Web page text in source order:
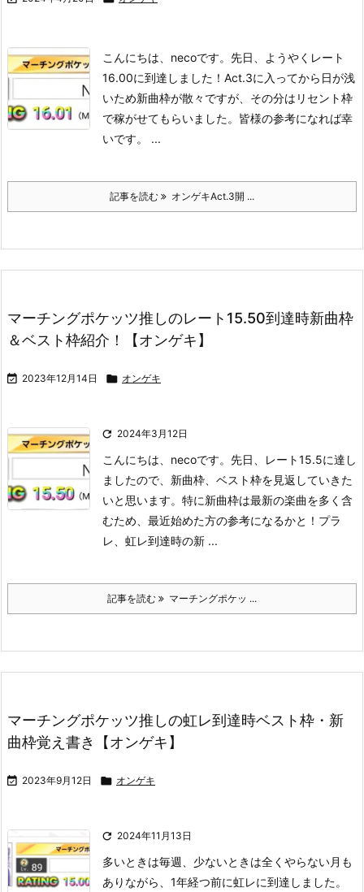
こんにちは、necoです。 先日、ようやくレート
16.00に到達しました！ Act.3に入ってから日が浅
いため新曲枠が散々ですが、その分はリセント枠
で稼がせてもらいました。 皆様の参考になれば幸
いです。 ...
記事を読む オンゲキAct.3開 ...
マーチングポケッツ推しのレート15.50到達時新曲枠
＆ベスト枠紹介！【オンゲキ】
 2023年12月14日  オンゲキ
 2024年3月12日
こんにちは、necoです。 先日、レート15.5に達し
ましたので、新曲枠、ベスト枠を見返していきた
いと思います。 特に新曲枠は最新の楽曲を多く含
むため、最近始めた方の参考になるかと！ プラ
レ、虹レ到達時の新 ...
記事を読む マーチングポケッ ...
マーチングポケッツ推しの虹レ到達時ベスト枠・新
曲枠覚え書き【オンゲキ】
 2023年9月12日  オンゲキ
 2024年11月13日
多いときは毎週、少ないときは全くやらない月も
ありながら、1年経つ前に虹レに到達しました。